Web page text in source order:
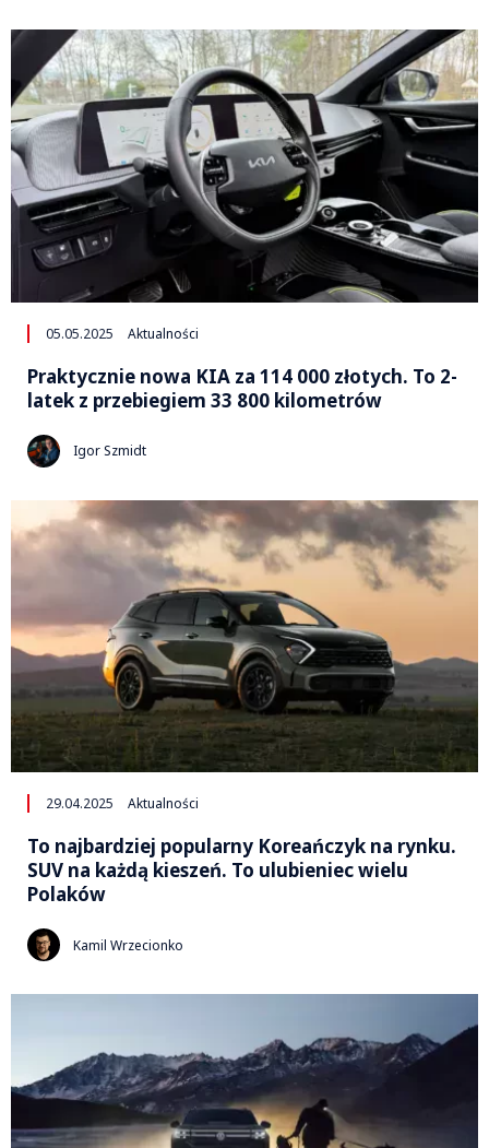
05.05.2025 Aktualności
Praktycznie nowa KIA za 114 000 złotych. To 2-
latek z przebiegiem 33 800 kilometrów
Igor Szmidt
29.04.2025 Aktualności
To najbardziej popularny Koreańczyk na rynku.
SUV na każdą kieszeń. To ulubieniec wielu
Polaków
Kamil Wrzecionko